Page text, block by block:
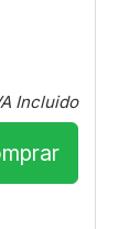
Incluido